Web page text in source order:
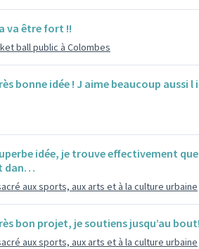
va être fort !!
ball public à Colombes
bonne idée ! J aime beaucoup aussi l
idée, je trouve effectivement
dan…
aux sports, aux arts et à la culture urbaine
bon projet, je soutiens jusqu’au bout!
aux sports, aux arts et à la culture urbaine